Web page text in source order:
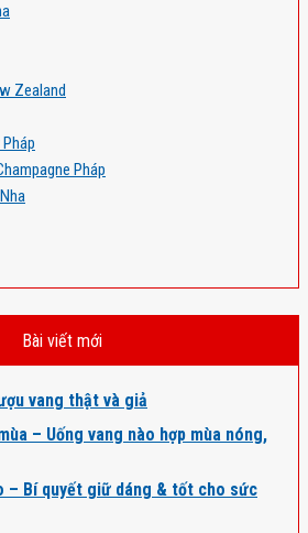
Zealand
Pháp
Bài viết mới
vang thật và giả
– Uống vang nào hợp mùa nóng,
– Bí quyết giữ dáng & tốt cho sức